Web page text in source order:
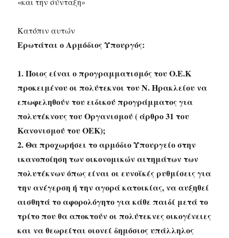
Κατόπιν αυτών
Ερωτάται ο Αρμόδιος Υπουργός:
1. Ποιος είναι ο προγραμματισμός του Ο.Ε.Κ
προκειμένου οι πολύτεκνοι του Ν. Ηρακλείου να
επωφεληθούν του ειδικού προγράμματος για
πολυτέκνους του Οργανισμού ( άρθρο 31 του
Κανονισμού του ΟΕΚ);
2. Θα προχωρήσει το αρμόδιο Υπουργείο στην
ικανοποίηση των οικονομικών αιτημάτων των
πολυτέκνων όπως είναι οι ευνοϊκές ρυθμίσεις για
την ανέγερση ή την αγορά κατοικίας, να αυξηθεί
αισθητά το αφορολόγητο για κάθε παιδί μετά το
τρίτο που θα αποκτούν οι πολύτεκνες οικογένειες
και να θεωρείται οιονεί δημόσιος υπάλληλος